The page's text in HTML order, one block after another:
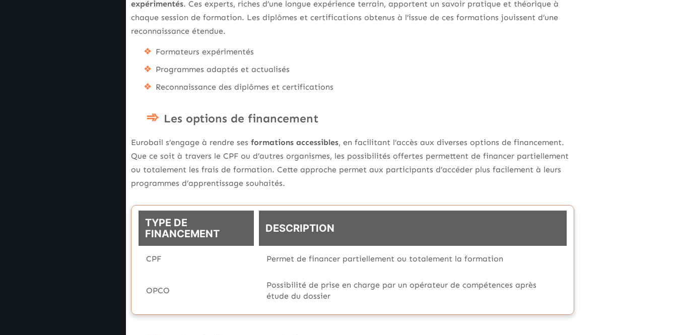
expérimentés. Ces experts, riches d’une longue expérience terrain, apportent un savoir pratique et théorique à
chaque session de formation. Les diplômes et certifications obtenus à l’issue de ces formations jouissent d’une
reconnaissance étendue.
Formateurs expérimentés
Programmes adaptés et actualisés
Reconnaissance des diplômes et certifications
Les options de financement
Eurobail s’engage à rendre ses formations accessibles, en facilitant l’accès aux diverses options de financement.
Que ce soit à travers le CPF ou d’autres organismes, les possibilités offertes permettent de financer partiellement
ou totalement les frais de formation. Cette approche permet aux participants d’accéder plus facilement à leurs
programmes d’apprentissage souhaités.
TYPE DE
FINANCEMENT
DESCRIPTION
CPF Permet de financer partiellement ou totalement la formation
OPCO
Possibilité de prise en charge par un opérateur de compétences après
étude du dossier